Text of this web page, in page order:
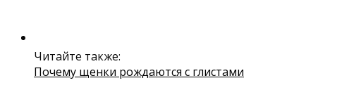
Читайте также:
Почему щенки рождаются с глистами